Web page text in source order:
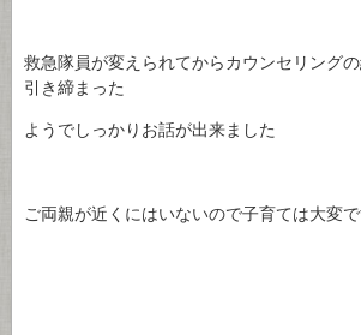
救急隊員が変えられてからカウンセリング
引き締まった
ようでしっかりお話が出来ました
ご両親が近くにはいないので子育ては大変